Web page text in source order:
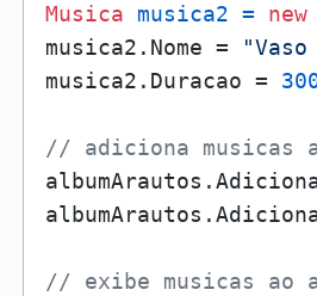
Musica musica2 = new
musica2.Nome =
"Vaso
musica2.Duracao =
// adiciona musicas
// exibe musicas ao